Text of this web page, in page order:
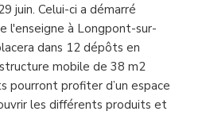
juin. Celui-ci a démarré
l'enseigne à Longpont-sur-
dans 12 dépôts en
mobile de 38 m2
pourront profiter d’un espace
les différents produits et